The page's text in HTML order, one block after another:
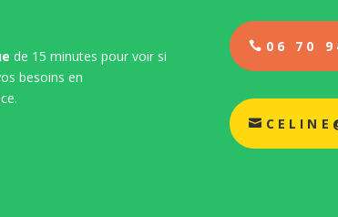
de 15 minutes pour voir si
besoins en
06 70